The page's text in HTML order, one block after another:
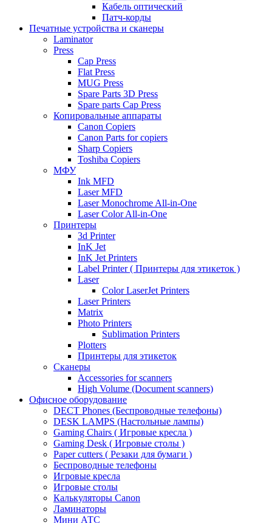
Кабель оптический
Патч-корды
Печатные устройства и сканеры
Laminator
Press
Cap Press
Flat Press
MUG Press
Spare Parts 3D Press
Spare parts Cap Press
Копировальные аппараты
Canon Copiers
Canon Parts for copiers
Sharp Copiers
Toshiba Copiers
МФУ
Ink MFD
Laser MFD
Laser Monochrome All-in-One
Laser Color All-in-One
Принтеры
3d Printer
InK Jet
InK Jet Printers
Label Printer ( Принтеры для этикеток )
Laser
Color LaserJet Printers
Laser Printers
Matrix
Photo Printers
Sublimation Printers
Plotters
Принтеры для этикеток
Сканеры
Accessories for scanners
High Volume (Document scanners)
Офисное оборудование
DECT Phones (Беспроводные телефоны)
DESK LAMPS (Настольные лампы)
Gaming Chairs ( Игровые кресла )
Gaming Desk ( Игровые столы )
Paper cutters ( Резаки для бумаги )
Беспроводные телефоны
Игровые кресла
Игровые столы
Калькуляторы Canon
Ламинаторы
Мини АТС